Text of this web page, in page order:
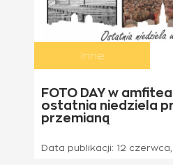
Inne
FOTO DAY w
ostatnia niedziela
przemianą
Data publikacji: 12